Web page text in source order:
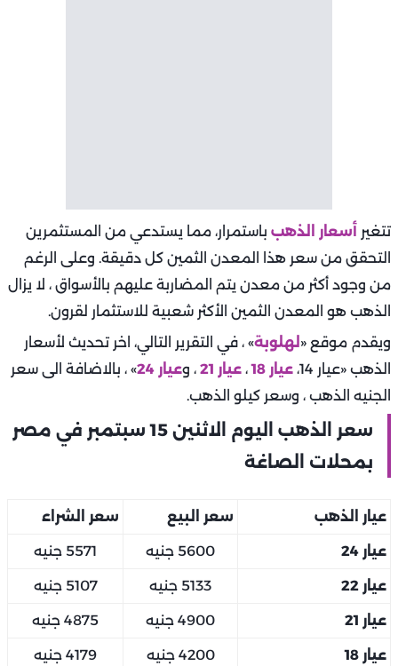
تتغير أسعار الذهب باستمرار، مما يستدعي من المستثمرين
التحقق من سعر هذا المعدن الثمين كل دقيقة. وعلى الرغم
من وجود أكثر من معدن يتم المضاربة عليهم بالأسواق ، لا يزال
الذهب هو المعدن الثمين الأكثر شعبية للاستثمار لقرون.
ويقدم موقع « لهلوبة» ، في التقرير التالي، اخر تحديث لأسعار
الذهب «عيار 14،
عيار 18 ، عيار 21 ، وعيار 24
» ، بالاضافة الى سعر
الجنيه الذهب ، وسعر كيلو الذهب.
سعر الذهب اليوم الاثنين 15 سبتمبر في مصر
بمحلات الصاغة
عيار الذهب سعر البيع سعر الشراء
عيار 24 5600 جنيه 5571 جنيه
عيار 22 5133 جنيه 5107 جنيه
عيار 21 4900 جنيه 4875 جنيه
عيار 18 4200 جنيه 4179 جنيه